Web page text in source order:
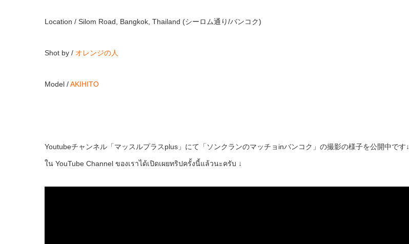
Location / Silom Road, Bangkok, Thailand (シーロム通り/バンコク)
Shot by / オレンジの人
Model /AKIHITO
Youtubeチャンネル「マッスルプラスplus」にて「ソンクランのマッチョinバンコク」の撮影の様子を公開中です↓
ใน YouTube Channel ของเราได้เปิดเผยทริปครั้งนี้แล้วนะครับ ↓